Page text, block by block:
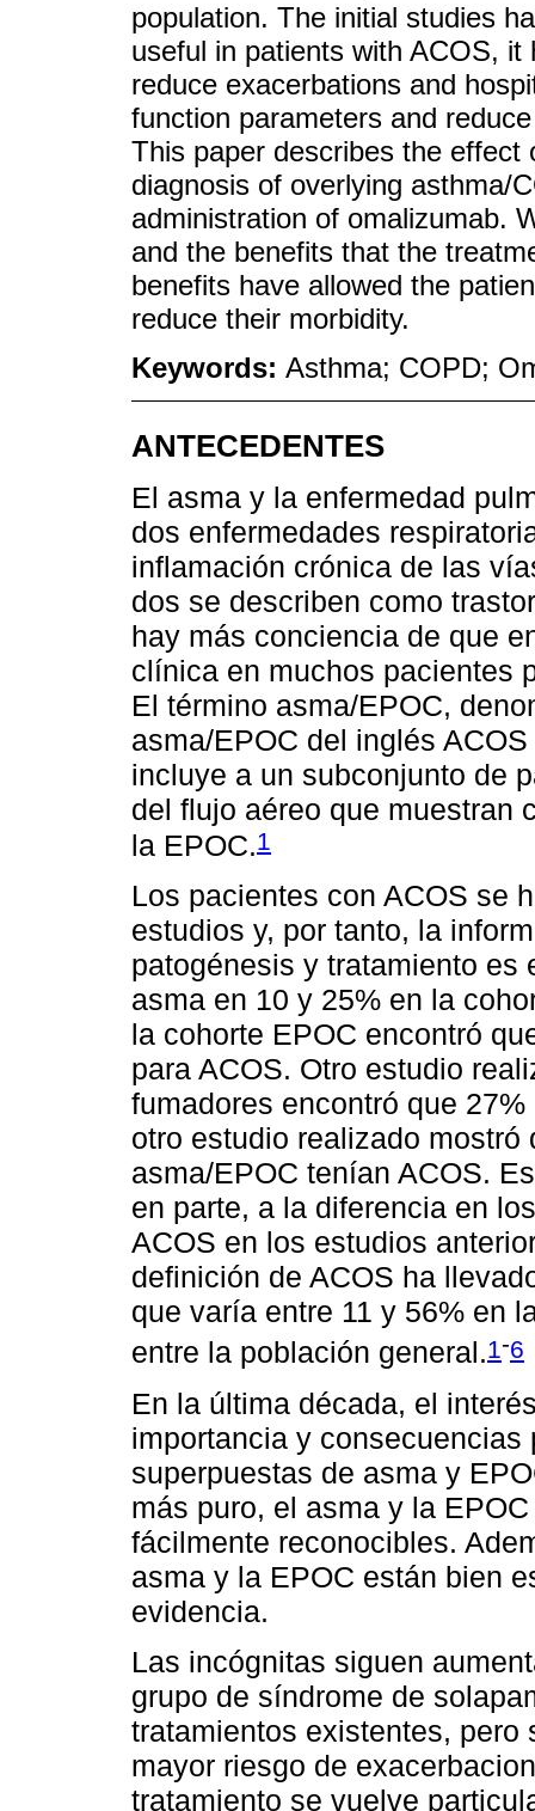
population. The initial studies
useful in patients with ACOS,
reduce exacerbations and
function parameters and
This paper describes the
diagnosis of overlying asthma/
administration of omalizumab.
and the benefits that the
benefits have allowed the
reduce their morbidity.
Keywords: Asthma; COPD;
ANTECEDENTES
El asma y la enfermedad
dos enfermedades
inflamación crónica de las
dos se describen como
hay más conciencia de que
clínica en muchos pacientes
El término asma/EPOC,
asma/EPOC del inglés ACOS
incluye a un subconjunto de
del flujo aéreo que muestran
la EPOC.1
Los pacientes con ACOS se
estudios y, por tanto, la
patogénesis y tratamiento
asma en 10 y 25% en la
la cohorte EPOC encontró
para ACOS. Otro estudio
fumadores encontró que
otro estudio realizado
asma/EPOC tenían ACOS.
en parte, a la diferencia en
ACOS en los estudios
definición de ACOS ha
que varía entre 11 y 56% en
entre la población general.1 -6
En la última década, el
importancia y
superpuestas de asma y
más puro, el asma y la
fácilmente reconocibles.
asma y la EPOC están bien
evidencia.
Las incógnitas siguen
grupo de síndrome de
tratamientos existentes,
mayor riesgo de
tratamiento se vuelve